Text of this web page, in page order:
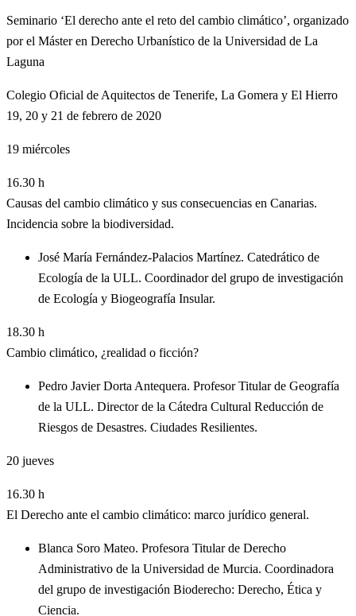
Seminario ‘El derecho ante el reto del cambio climático’, organizado
por el Máster en Derecho Urbanístico de la Universidad de La
Laguna
Colegio Oficial de Aquitectos de Tenerife, La Gomera y El Hierro
19, 20 y 21 de febrero de 2020
19 miércoles
16.30 h
Causas del cambio climático y sus consecuencias en Canarias.
Incidencia sobre la biodiversidad.
José María Fernández-Palacios Martínez. Catedrático de
Ecología de la ULL. Coordinador del grupo de investigación
de Ecología y Biogeografía Insular.
18.30 h
Cambio climático, ¿realidad o ficción?
Pedro Javier Dorta Antequera. Profesor Titular de Geografía
de la ULL. Director de la Cátedra Cultural Reducción de
Riesgos de Desastres. Ciudades Resilientes.
20 jueves
16.30 h
El Derecho ante el cambio climático: marco jurídico general.
Blanca Soro Mateo. Profesora Titular de Derecho
Administrativo de la Universidad de Murcia. Coordinadora
del grupo de investigación Bioderecho: Derecho, Ética y
Ciencia.